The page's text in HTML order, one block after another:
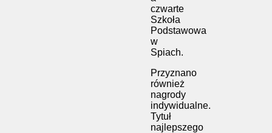
czwarte
Szkoła
Podstawowa
w
Spiach.
Przyznano
również
nagrody
indywidualne.
Tytuł
najlepszego